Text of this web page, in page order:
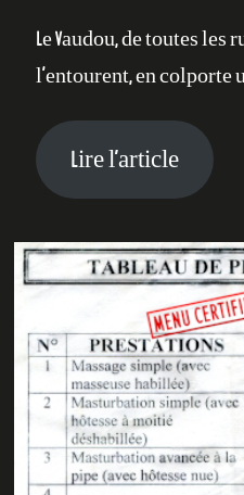
Le Vaudou, de toutes les
l’entourent, en colporte
Lire l’article